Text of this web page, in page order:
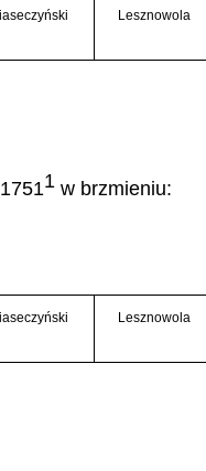
Lesznowola
1 w brzmieniu:
Lesznowola